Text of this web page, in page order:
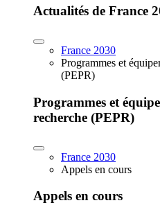
Actualités de France
France 2030
Programmes et
(PEPR)
Programmes et
recherche (PEPR)
France 2030
Appels en cours
Appels en cours